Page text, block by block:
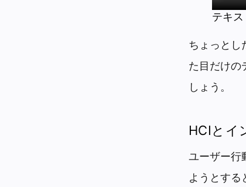
テキ
ちょっとし
た目だけの
しょう。
HCIとイ
ユーザー行
ようとする